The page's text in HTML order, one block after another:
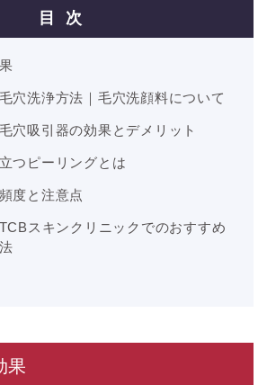
目次
穴洗浄方法｜毛穴洗顔料について
穴吸引器の効果とデメリット
つピーリングとは
度と注意点
スキンクリニックでのおすすめ
果